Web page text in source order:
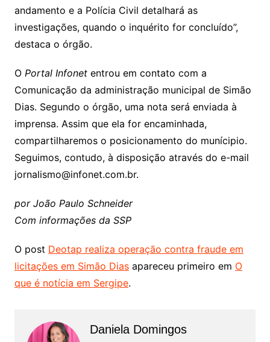
andamento e a Polícia Civil detalhará as
investigações, quando o inquérito for concluído”,
destaca o órgão.
O Portal Infonetentrou em contato com a
Comunicação da administração municipal de Simão
Dias. Segundo o órgão, uma nota será enviada à
imprensa. Assim que ela for encaminhada,
compartilharemos o posicionamento do munícipio.
Seguimos, contudo, à disposição através do e-mail
jornalismo@infonet.com.br.
por João Paulo Schneider
Com informações da SSP
O post Deotap realiza operação contra fraude em
licitações em Simão Diasapareceu primeiro em O
que é notícia em Sergipe.
Daniela Domingos